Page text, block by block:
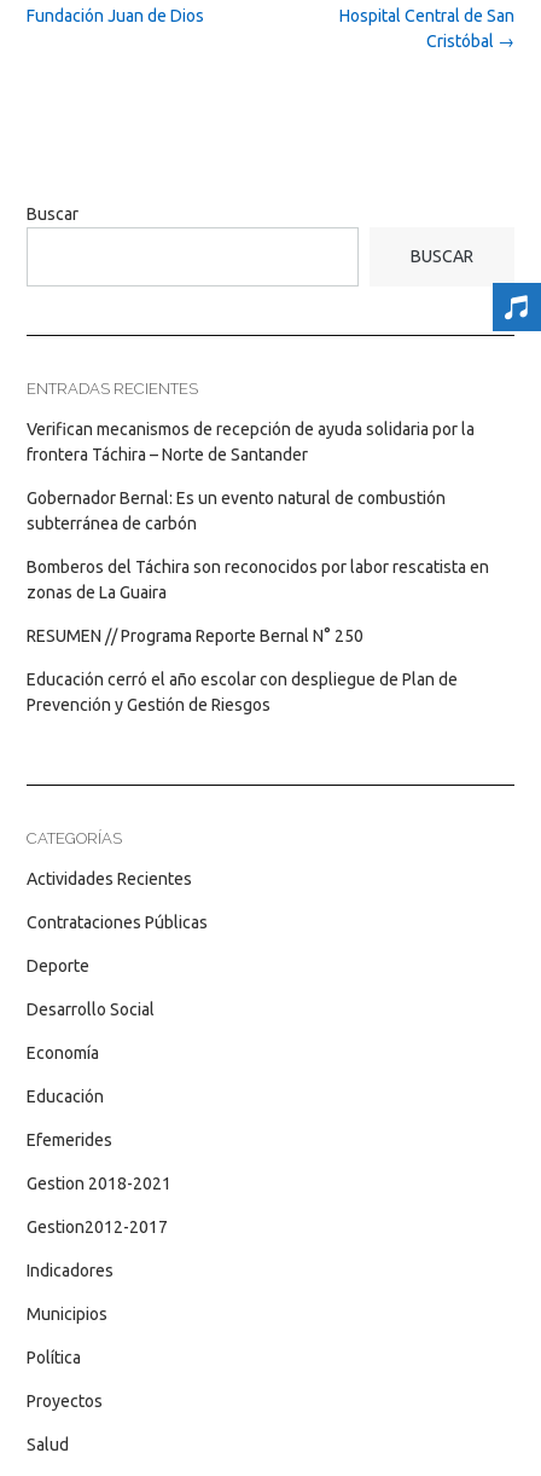
Hospital Central de San
Cristóbal →
Fundación Juan de Dios
Buscar
BUSCAR
ENTRADAS RECIENTES
Verifican mecanismos de recepción de ayuda solidaria por la
frontera Táchira – Norte de Santander
Gobernador Bernal: Es un evento natural de combustión
subterránea de carbón
Bomberos del Táchira son reconocidos por labor rescatista en
zonas de La Guaira
RESUMEN // Programa Reporte Bernal N° 250
Educación cerró el año escolar con despliegue de Plan de
Prevención y Gestión de Riesgos
CATEGORÍAS
Actividades Recientes
Contrataciones Públicas
Deporte
Desarrollo Social
Economía
Educación
Efemerides
Gestion 2018-2021
Gestion2012-2017
Indicadores
Municipios
Política
Proyectos
Salud